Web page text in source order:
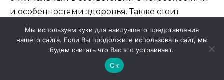
и особенностями здоровья. Также стоит
учитывать отзывы и научные исследования,
чтобы избежать неожиданных результатов.
Обзор доступных аналогов
Мы используем куки для наилучшего представления
нашего сайта. Если Вы продолжите использовать сайт, мы
будем считать что Вас это устраивает.
Ок